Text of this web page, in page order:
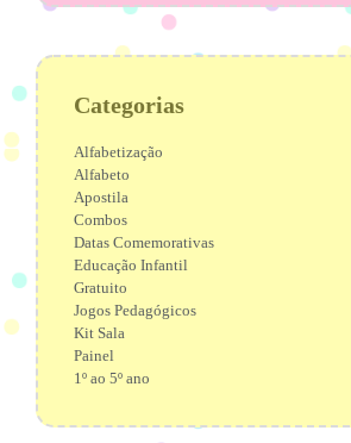
Categorias
Alfabetização
Alfabeto
Apostila
Combos
Datas Comemorativas
Educação Infantil
Gratuito
Jogos Pedagógicos
Kit Sala
Painel
1º ao 5º ano